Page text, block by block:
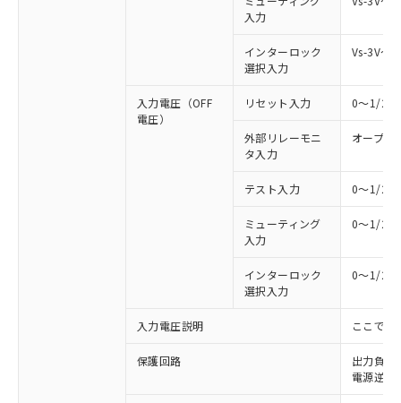
入力
インターロック
選択入力
Vs-3V～
入力電圧（OFF
電圧）
リセット入力 0～1/
外部リレーモニ
タ入力
オープン
テスト入力 0～1/
ミューティング
入力
0～1/
インターロック
選択入力
0～1/
入力電圧説明 ここでの
保護回路
出力負荷
電源逆接